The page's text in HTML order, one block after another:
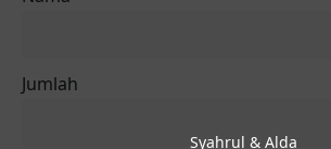
Jumlah
Syahrul & Alda